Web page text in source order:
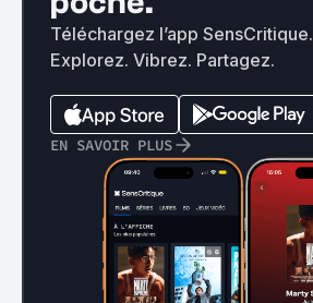
Téléchargez l’app SensCritique.
Explorez. Vibrez. Partagez.
EN SAVOIR PLUS